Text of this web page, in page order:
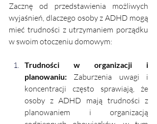
Zacznę od przedstawienia możliwych
wyjaśnień, dlaczego osoby z ADHD mogą
mieć trudności z utrzymaniem porządku
w swoim otoczeniu domowym:
Trudności w organizacji i
planowaniu: Zaburzenia uwagi i
koncentracji często sprawiają, że
osoby z ADHD mają trudności z
planowaniem i organizacją